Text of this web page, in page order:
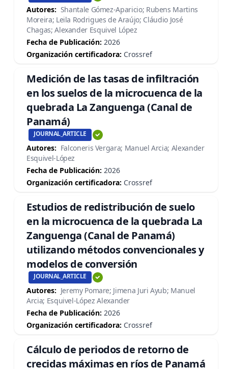
Autores: Shantale Gómez-Aparicio; Rubens Martins
Moreira; Leila Rodrigues de Araújo; Cláudio José
Chagas; Alexander Esquivel López
Fecha de Publicación: 2026
Organización certificadora: Crossref
Medición de las tasas de infiltración
en los suelos de la microcuenca de la
quebrada La Zanguenga (Canal de
Panamá)
JOURNAL_ARTICLE
Autores: Falconeris Vergara; Manuel Arcia; Alexander
Esquivel-López
Fecha de Publicación: 2026
Organización certificadora: Crossref
Estudios de redistribución de suelo
en la microcuenca de la quebrada La
Zanguenga (Canal de Panamá)
utilizando métodos convencionales y
modelos de conversión
JOURNAL_ARTICLE
Autores: Jeremy Pomare; Jimena Juri Ayub; Manuel
Arcia; Esquivel-López Alexander
Fecha de Publicación: 2026
Organización certificadora: Crossref
Cálculo de periodos de retorno de
crecidas máximas en ríos de Panamá